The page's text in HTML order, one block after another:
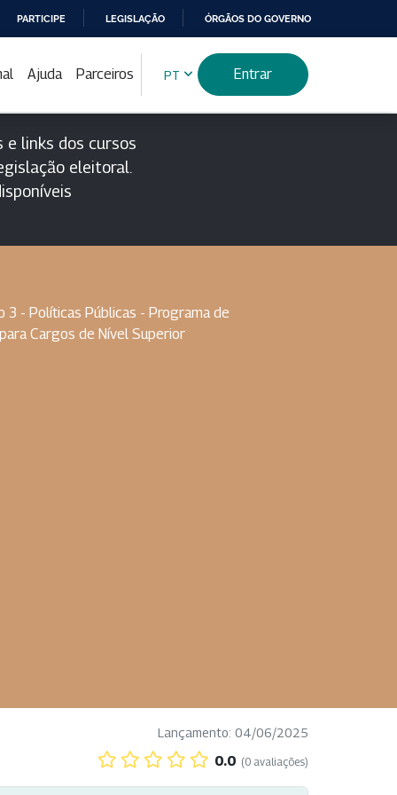
PARTICIPE LEGISLAÇÃO ÓRGÃOS DO GOVERNO
Ajuda Parceiros PT Entrar
e links dos cursos
eleitoral.
Lançamento: 04/06/2025
0.0 (0 avaliações)